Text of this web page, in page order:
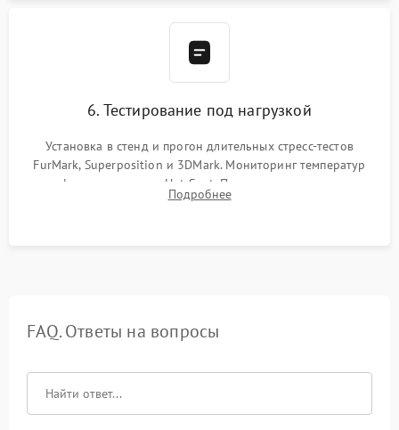
6. Тестирование под нагрузкой
Установка в стенд и прогон длительных стресс-тестов
FurMark, Superposition и 3DMark. Мониторинг температур
графического чипа и Hot Spot. Проверка на отсутствие
артефактов изображения, вылетов драйвера и зависаний.
Подробнее
FAQ. Ответы на вопросы